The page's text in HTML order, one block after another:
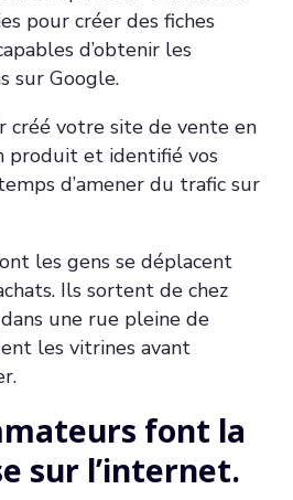
pour créer des fiches
d’obtenir les
sur Google.
créé votre site de vente en
produit et identifié vos
d’amener du trafic sur
les gens se déplacent
Ils sortent de chez
une rue pleine de
les vitrines avant
font la
sur l’internet.